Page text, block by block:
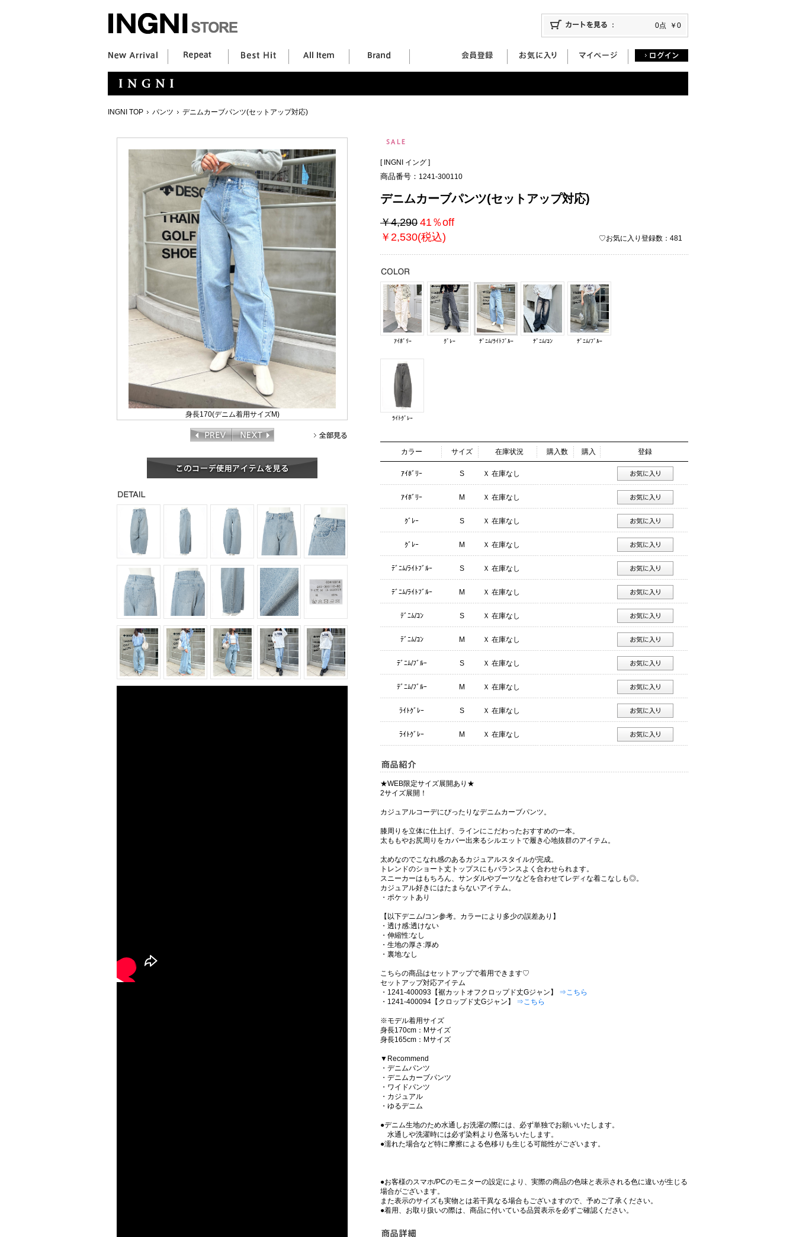
0点 ￥0
INGNI TOP パンツ デニムカーブパンツ(セットアップ対応)
身長170(デニム着用サイズM)
[ INGNI イング ]
商品番号： 1241-300110
デニムカーブパンツ(セットアップ対応)
￥4,290 41％off
￥2,530(税込)
♡お気に入り登録数：481
ｱｲﾎﾞﾘｰ ｸﾞﾚｰ ﾃﾞﾆﾑ/ﾗｲﾄﾌﾞﾙｰ ﾃﾞﾆﾑ/ｺﾝ ﾃﾞﾆﾑ/ﾌﾞﾙｰ
ﾗｲﾄｸﾞﾚｰ
カラー サイズ 在庫状況 購入数 購入 登録
ｱｲﾎﾞﾘｰ S Ｘ 在庫なし
ｱｲﾎﾞﾘｰ M Ｘ 在庫なし
ｸﾞﾚｰ S Ｘ 在庫なし
ｸﾞﾚｰ M Ｘ 在庫なし
ﾃﾞﾆﾑ/ﾗｲﾄﾌﾞﾙｰ S Ｘ 在庫なし
ﾃﾞﾆﾑ/ﾗｲﾄﾌﾞﾙｰ M Ｘ 在庫なし
ﾃﾞﾆﾑ/ｺﾝ S Ｘ 在庫なし
ﾃﾞﾆﾑ/ｺﾝ M Ｘ 在庫なし
ﾃﾞﾆﾑ/ﾌﾞﾙｰ S Ｘ 在庫なし
ﾃﾞﾆﾑ/ﾌﾞﾙｰ M Ｘ 在庫なし
ﾗｲﾄｸﾞﾚｰ S Ｘ 在庫なし
ﾗｲﾄｸﾞﾚｰ M Ｘ 在庫なし
★WEB限定サイズ展開あり★
2サイズ展開！
カジュアルコーデにぴったりなデニムカーブパンツ。
膝周りを立体に仕上げ、ラインにこだわったおすすめの一本。
太ももやお尻周りをカバー出来るシルエットで履き心地抜群のアイテム。
太めなのでこなれ感のあるカジュアルスタイルが完成。
トレンドのショート丈トップスにもバランスよく合わせられます。
スニーカーはもちろん、サンダルやブーツなどを合わせてレディな着こなしも◎。
カジュアル好きにはたまらないアイテム。
・ポケットあり
【以下デニム/コン参考。カラーにより多少の誤差あり】
・透け感:透けない
・伸縮性:なし
・生地の厚さ:厚め
・裏地:なし
こちらの商品はセットアップで着用できます♡
セットアップ対応アイテム
・1241-400093【裾カットオフクロップド丈Gジャン】 ⇒こちら
・1241-400094【クロップド丈Gジャン】 ⇒こちら
※モデル着用サイズ
身長170cm：Mサイズ
身長165cm：Mサイズ
▼Recommend
・デニムパンツ
・デニムカーブパンツ
・ワイドパンツ
・カジュアル
・ゆるデニム
●デニム生地のため水通しお洗濯の際には、必ず単独でお願いいたします。
水通しや洗濯時には必ず染料より色落ちいたします。
●濡れた場合など特に摩擦による色移りも生じる可能性がございます。
●お客様のスマホ/PCのモニターの設定により、実際の商品の色味と表示される色に違いが生じる
場合がございます。
また表示のサイズも実物とは若干異なる場合もございますので、予めご了承ください。
●着用、お取り扱いの際は、商品に付いている品質表示を必ずご確認ください。